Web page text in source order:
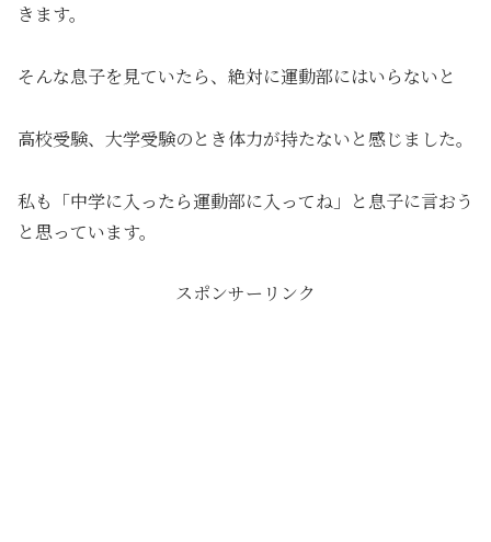
きます。
そんな息子を見ていたら、絶対に運動部にはいらないと
高校受験、大学受験のとき体力が持たないと感じました。
私も「中学に入ったら運動部に入ってね」と息子に言おう
と思っています。
スポンサーリンク